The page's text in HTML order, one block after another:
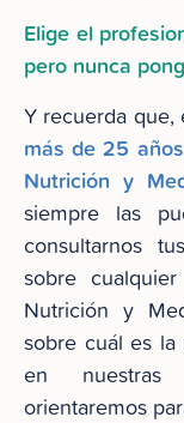
Elige el
pero nunca
Y recuerda que,
más de 25
Nutrición y
siempre las
consultarnos
sobre
Nutrición y
sobre cuál es
en
orientaremos